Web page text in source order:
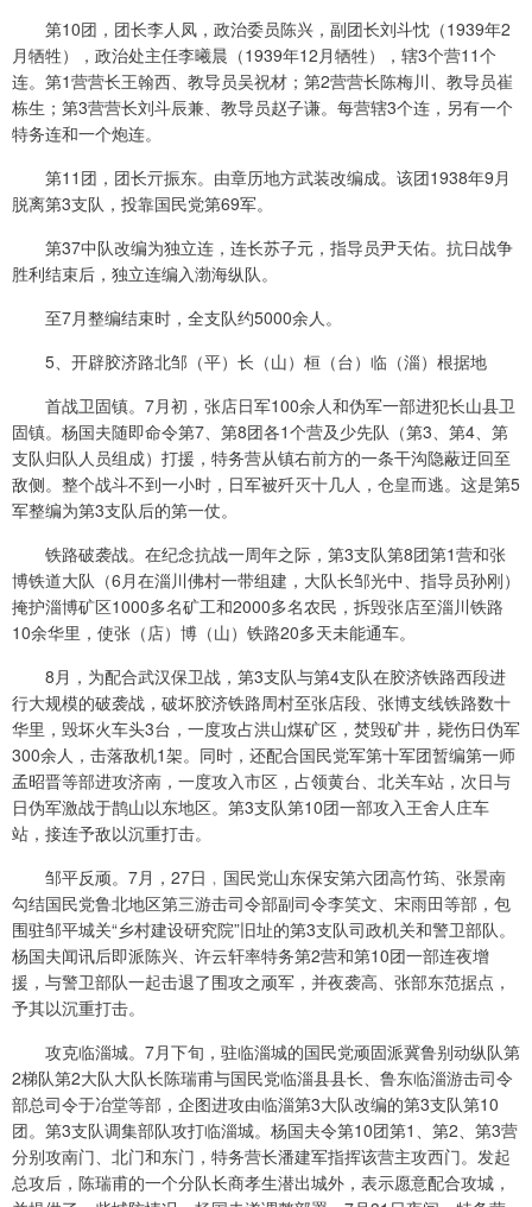
第10团，团长李人凤，政治委员陈兴，副团长刘斗忱（1939年2
月牺牲），政治处主任李曦晨（1939年12月牺牲），辖3个营11个
连。第1营营长王翰西、教导员吴祝材；第2营营长陈梅川、教导员崔
栋生；第3营营长刘斗辰兼、教导员赵子谦。每营辖3个连，另有一个
特务连和一个炮连。
第11团，团长亓振东。由章历地方武装改编成。该团1938年9月
脱离第3支队，投靠国民党第69军。
第37中队改编为独立连，连长苏子元，指导员尹天佑。抗日战争
胜利结束后，独立连编入渤海纵队。
至7月整编结束时，全支队约5000余人。
5、开辟胶济路北邹（平）长（山）桓（台）临（淄）根据地
首战卫固镇。7月初，张店日军100余人和伪军一部进犯长山县卫
固镇。杨国夫随即命令第7、第8团各1个营及少先队（第3、第4、第
支队归队人员组成）打援，特务营从镇右前方的一条干沟隐蔽迂回至
敌侧。整个战斗不到一小时，日军被歼灭十几人，仓皇而逃。这是第5
军整编为第3支队后的第一仗。
铁路破袭战。在纪念抗战一周年之际，第3支队第8团第1营和张
博铁道大队（6月在淄川佛村一带组建，大队长邹光中、指导员孙刚）
掩护淄博矿区1000多名矿工和2000多名农民，拆毁张店至淄川铁路
10余华里，使张（店）博（山）铁路20多天未能通车。
8月，为配合武汉保卫战，第3支队与第4支队在胶济铁路西段进
行大规模的破袭战，破坏胶济铁路周村至张店段、张博支线铁路数十
华里，毁坏火车头3台，一度攻占洪山煤矿区，焚毁矿井，毙伤日伪军
300余人，击落敌机1架。同时，还配合国民党军第十军团暂编第一师
孟昭晋等部进攻济南，一度攻入市区，占领黄台、北关车站，次日与
日伪军激战于鹊山以东地区。第3支队第10团一部攻入王舍人庄车
站，接连予敌以沉重打击。
邹平反顽。7月，27日﹐国民党山东保安第六团高竹筠、张景南
勾结国民党鲁北地区第三游击司令部副司令李笑文、宋雨田等部，包
围驻邹平城关“乡村建设研究院”旧址的第3支队司政机关和警卫部队。
杨国夫闻讯后即派陈兴、许云轩率特务第2营和第10团一部连夜增
援，与警卫部队一起击退了围攻之顽军，并夜袭高、张部东范据点，
予其以沉重打击。
攻克临淄城。7月下旬，驻临淄城的国民党顽固派冀鲁别动纵队第
2梯队第2大队大队长陈瑞甫与国民党临淄县县长、鲁东临淄游击司令
部总司令于冶堂等部，企图进攻由临淄第3大队改编的第3支队第10
团。第3支队调集部队攻打临淄城。杨国夫令第10团第1、第2、第3营
分别攻南门、北门和东门，特务营长潘建军指挥该营主攻西门。发起
总攻后，陈瑞甫的一个分队长商孝生潜出城外，表示愿意配合攻城，